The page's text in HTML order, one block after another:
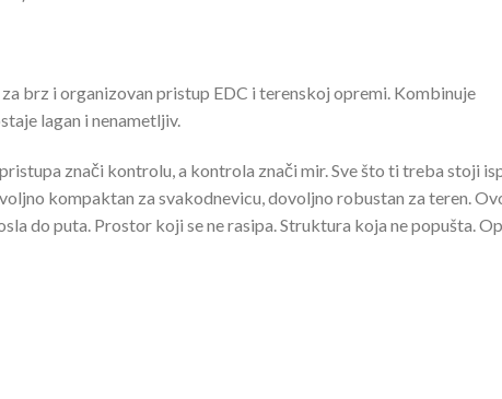
brz i organizovan pristup EDC i terenskoj opremi. Kombinuje
lagan i nenametljiv.
znači kontrolu, a kontrola znači mir. Sve što ti treba stoji
kompaktan za svakodnevicu, dovoljno robustan za teren.
do puta. Prostor koji se ne rasipa. Struktura koja ne popušta.